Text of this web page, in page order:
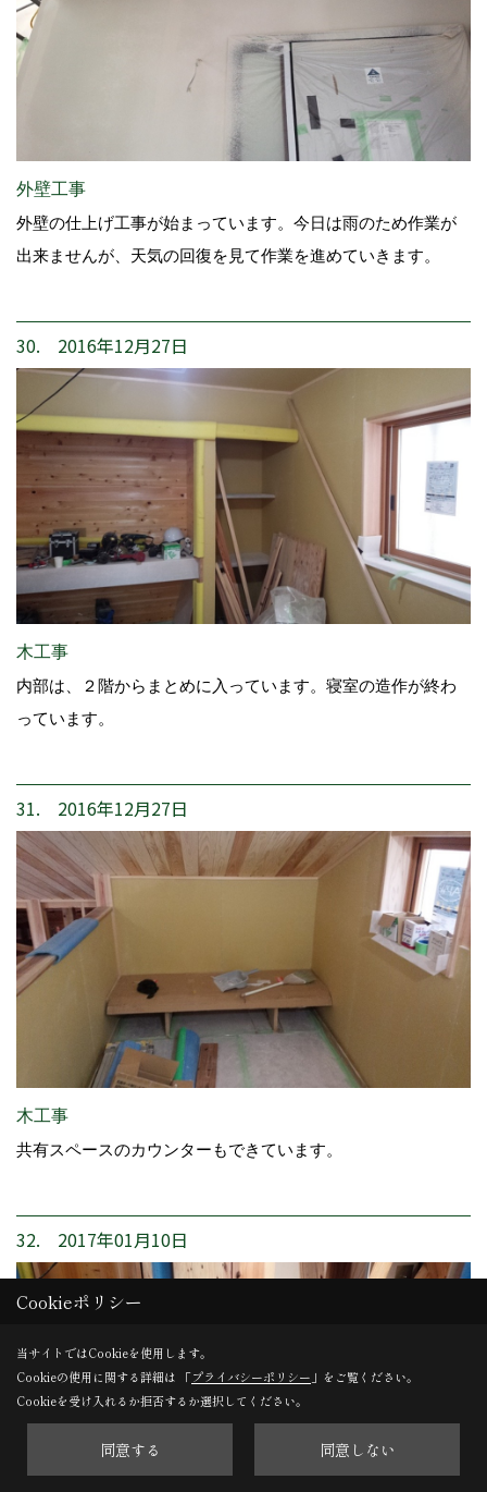
外壁工事
外壁の仕上げ工事が始まっています。今日は雨のため作業が
出来ませんが、天気の回復を見て作業を進めていきます。
30. 2016年12月27日
木工事
内部は、２階からまとめに入っています。寝室の造作が終わ
っています。
31. 2016年12月27日
木工事
共有スペースのカウンターもできています。
32. 2017年01月10日
Cookieポリシー
当サイトではCookieを使用します。
Cookieの使用に関する詳細は 「プライバシーポリシー 」をご覧ください。
Cookieを受け入れるか拒否するか選択してください。
同意する 同意しない